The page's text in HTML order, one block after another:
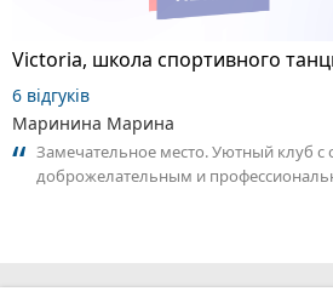
6 відгуків
Маринина Марина
Замечательное место. Уютный клуб с
доброжелательным и